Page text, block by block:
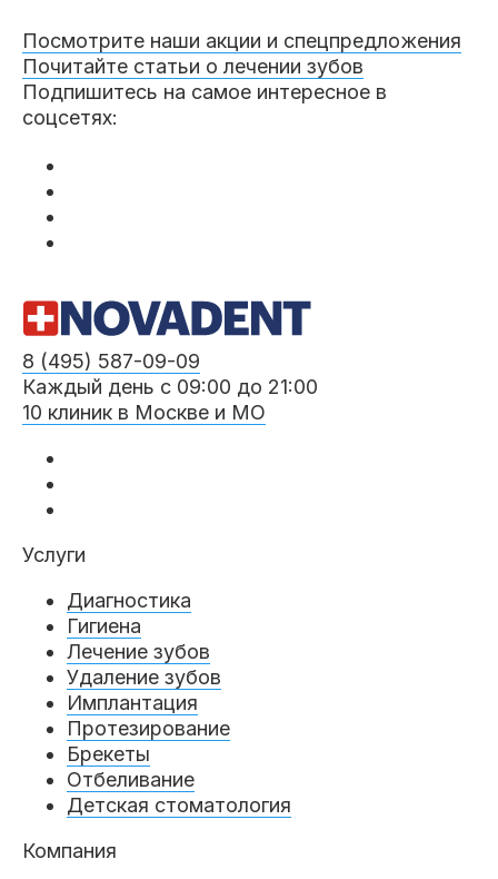
Посмотрите наши акции и спецпредложения
Почитайте статьи о лечении зубов
Подпишитесь на самое интересное в
соцсетях:
8 (495) 587-09-09
Каждый день с 09:00 до 21:00
10 клиник в Москве и МО
Услуги
Диагностика
Гигиена
Лечение зубов
Удаление зубов
Имплантация
Протезирование
Брекеты
Отбеливание
Детская стоматология
Компания